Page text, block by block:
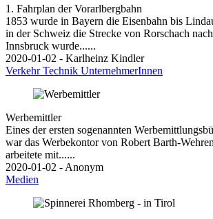
1. Fahrplan der Vorarlbergbahn
1853 wurde in Bayern die Eisenbahn bis
in der Schweiz die Strecke von Rorschach
Innsbruck wurde......
2020-01-02 - Karlheinz Kindler
VerkehrTechnik UnternehmerInnen
Werbemittler
Eines der ersten sogenannten
war das Werbekontor von Robert Barth-
arbeitete mit......
2020-01-02 - Anonym
Medien